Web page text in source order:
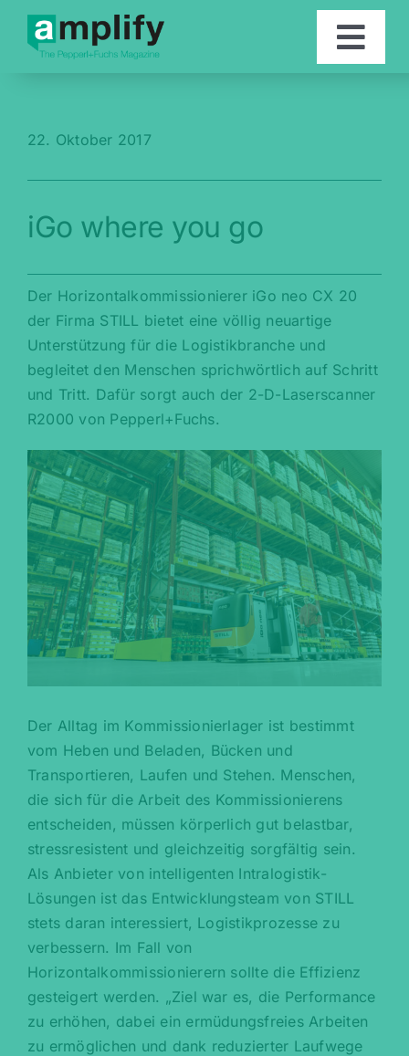
Skip
content
Kontakt
22. Oktober 2017
iGo where you go
Der Horizontalkommissionierer iGo neo CX 20
der Firma STILL bietet eine völlig neuartige
Unterstützung für die Logistikbranche und
begleitet den Menschen sprichwörtlich auf Schritt
und Tritt. Dafür sorgt auch der 2-D-Laserscanner
R2000 von Pepperl+Fuchs.
Der Alltag im Kommissionierlager ist bestimmt
vom Heben und Beladen, Bücken und
Transportieren, Laufen und Stehen. Menschen,
die sich für die Arbeit des Kommissionierens
entscheiden, müssen körperlich gut belastbar,
stressresistent und gleichzeitig sorgfältig sein.
Als Anbieter von intelligenten Intralogistik-
Lösungen ist das Entwicklungsteam von STILL
stets daran interessiert, Logistikprozesse zu
verbessern. Im Fall von
Horizontalkommissionierern sollte die Effizienz
gesteigert werden. „Ziel war es, die Performance
zu erhöhen, dabei ein ermüdungsfreies Arbeiten
zu ermöglichen und dank reduzierter Laufwege